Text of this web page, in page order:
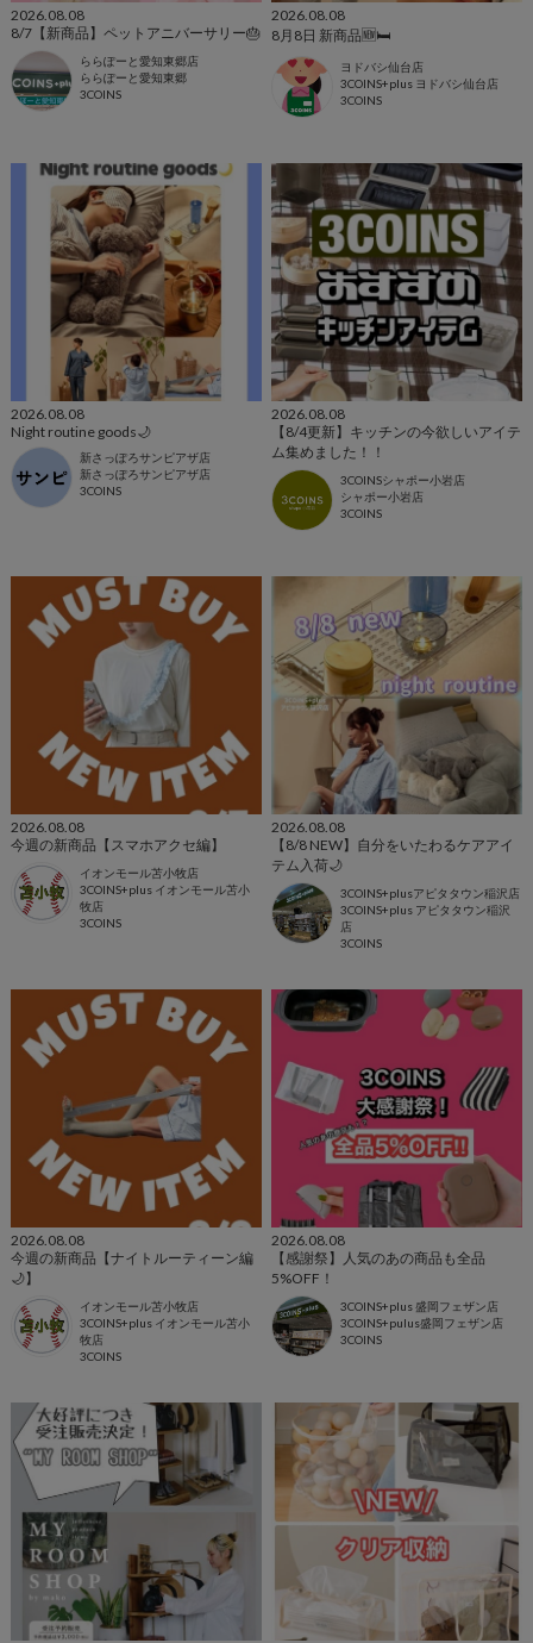
2026.08.08
8/7【新商品】ペットアニバーサリー🎂
ららぽーと愛知東郷店
ららぽーと愛知東郷
3COINS
2026.08.08
8月8日 新商品🆕🛏️
ヨドバシ仙台店
3COINS+plus ヨドバシ仙台店
3COINS
2026.08.08
Night routine goods🌙
新さっぽろサンピアザ店
新さっぽろサンピアザ店
3COINS
2026.08.08
【8/4更新】キッチンの今欲しいアイテ
ム集めました！！
3COINSシャポー小岩店
シャポー小岩店
3COINS
2026.08.08
今週の新商品【スマホアクセ編】
イオンモール苫小牧店
3COINS+plus イオンモール苫小
牧店
3COINS
2026.08.08
【8/8 NEW】自分をいたわるケアアイ
テム入荷🌙
3COINS+plusアピタタウン稲沢店
3COINS+plus アピタタウン稲沢
店
3COINS
2026.08.08
今週の新商品【ナイトルーティーン編
🌙】
イオンモール苫小牧店
3COINS+plus イオンモール苫小
牧店
3COINS
2026.08.08
【感謝祭】人気のあの商品も全品
5%OFF！
3COINS+plus 盛岡フェザン店
3COINS+pulus盛岡フェザン店
3COINS